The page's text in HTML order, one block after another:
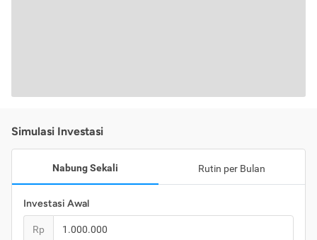
Simulasi Investasi
Nabung Sekali Rutin per Bulan
Investasi Awal
Rp